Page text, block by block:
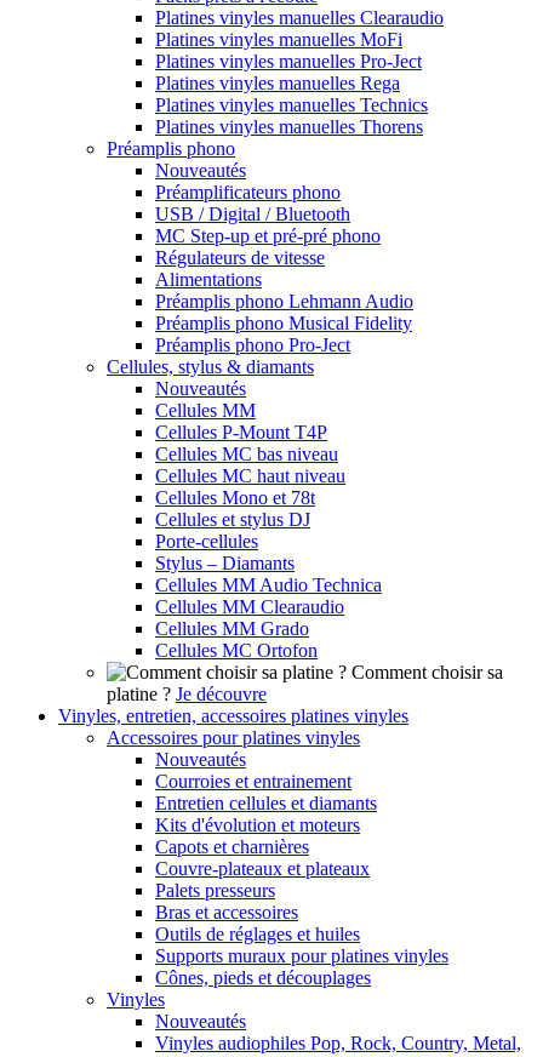
Platines vinyles manuelles Clearaudio
Platines vinyles manuelles MoFi
Platines vinyles manuelles Pro-Ject
Platines vinyles manuelles Rega
Platines vinyles manuelles Technics
Platines vinyles manuelles Thorens
Préamplis phono
Nouveautés
Préamplificateurs phono
USB / Digital / Bluetooth
MC Step-up et pré-pré phono
Régulateurs de vitesse
Alimentations
Préamplis phono Lehmann Audio
Préamplis phono Musical Fidelity
Préamplis phono Pro-Ject
Cellules, stylus & diamants
Nouveautés
Cellules MM
Cellules P-Mount T4P
Cellules MC bas niveau
Cellules MC haut niveau
Cellules Mono et 78t
Cellules et stylus DJ
Porte-cellules
Stylus – Diamants
Cellules MM Audio Technica
Cellules MM Clearaudio
Cellules MM Grado
Cellules MC Ortofon
Comment choisir sa
platine ? Je découvre
Vinyles, entretien, accessoires platines vinyles
Accessoires pour platines vinyles
Nouveautés
Courroies et entrainement
Entretien cellules et diamants
Kits d'évolution et moteurs
Capots et charnières
Couvre-plateaux et plateaux
Palets presseurs
Bras et accessoires
Outils de réglages et huiles
Supports muraux pour platines vinyles
Cônes, pieds et découplages
Vinyles
Nouveautés
Vinyles audiophiles Pop, Rock, Country, Metal,